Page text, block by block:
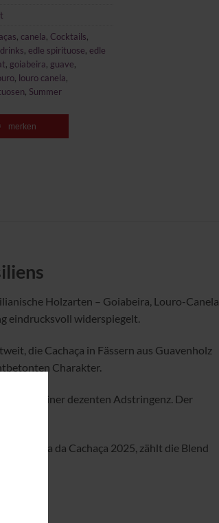
, canela, Cocktails,
drinks, edle spirituose, edle
, goiabeira, guave,
, louro canela,
, Summer
merken
Holzarten – Goiabeira, Louro-Canela
eindrucksvoll widerspiegelt.
die Cachaça in Fässern aus Guavenholz
Charakter.
und einer dezenten Adstringenz. Der
do Mapa da Cachaça 2025, zählt die Blend